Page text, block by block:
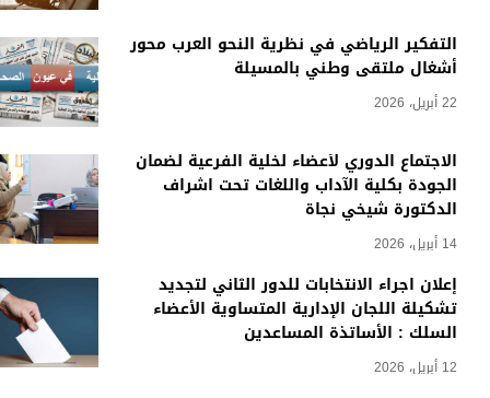
التفكير الرياضي في نظرية النحو العرب محور
أشغال ملتقى وطني بالمسيلة
22 أبريل، 2026
الاجتماع الدوري لأعضاء لخلية الفرعية لضمان
الجودة بكلية الآداب واللغات تحت اشراف
الدكتورة شيخي نجاة
14 أبريل، 2026
إعلان اجراء الانتخابات للدور الثاني لتجديد
تشكيلة اللجان الإدارية المتساوية الأعضاء
السلك : الأساتذة المساعدين
12 أبريل، 2026